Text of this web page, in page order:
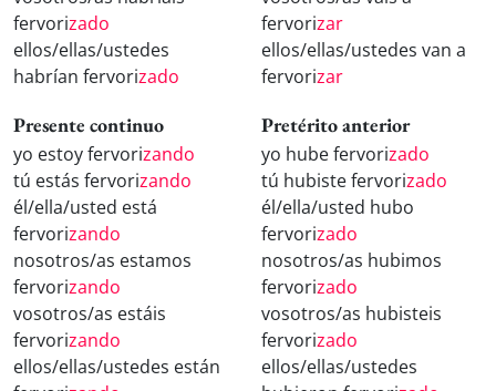
fervorizado
ellos/ellas/ustedes
habrían fervorizado
fervorizar
ellos/ellas/ustedes van a
fervorizar
Presente continuo
yo estoy fervorizando
tú estás fervorizando
él/ella/usted está
fervorizando
nosotros/as estamos
fervorizando
vosotros/as estáis
fervorizando
ellos/ellas/ustedes están
Pretérito anterior
yo hube fervorizado
tú hubiste fervorizado
él/ella/usted hubo
fervorizado
nosotros/as hubimos
fervorizado
vosotros/as hubisteis
fervorizado
ellos/ellas/ustedes